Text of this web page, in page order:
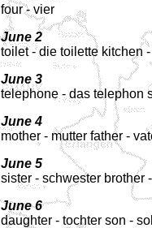
four - vier
June 2
toilet - die toilette kitchen
June 3
telephone - das telephon
June 4
mother - mutter father -
June 5
sister - schwester brother
June 6
daughter - tochter son -